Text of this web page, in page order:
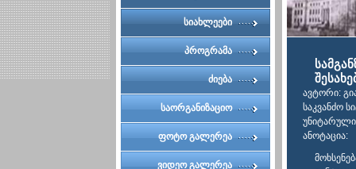
სიახლეები
პროგრამა
ძიება
საორგანიზაციო
კომიტეტი
ფოტო გალერეა
ვიდეო გალერეა
ავტორი:
საკვანძო
ანოტაცია: